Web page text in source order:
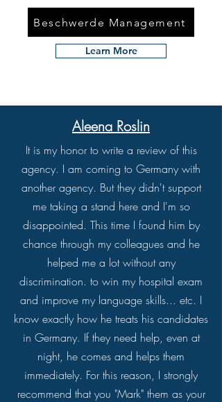
Beschwerde Management
Learn More
Aleena Roslin
It is my honor to write a review of this
agency. I am coming to Germany with
another agency. But they didn't support
me taking a stand here and I'm so
disappointed. This time I found him by
chance through my colleagues and he
helped me a lot without any
discrimination. to win my hospital exam
and improve my language skills... etc. I
know exactly how he treats his candidates
in Germany. If they need help, even at
night, he comes and helps them
immediately. For this reason, I strongly
recommend that you "Mark" them as your